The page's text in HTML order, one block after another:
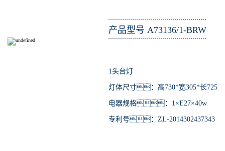
产品型号 A73136/1-BRW
1头台灯
灯体尺寸：高730*宽305*长725
电器规格：1×E27×40w
专利号：ZL-2014302437343